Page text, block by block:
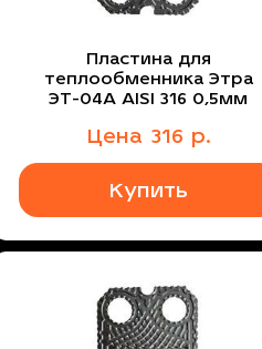
Пластина для
теплообменника Этра
ЭТ-04A AISI 316 0,5мм
Цена 316 р.
Купить